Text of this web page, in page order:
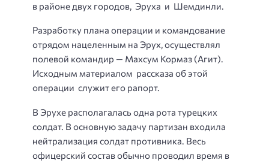
в районе двух городов, Эруха и Шемдинли.
Разработку плана операции и командование
отрядом нацеленным на Эрух, осуществлял
полевой командир — Махсум Кормаз (Агит).
Исходным материалом рассказа об этой
операции служит его рапорт.
В Эрухе располагалась одна рота турецких
солдат. В основную задачу партизан входила
нейтрализация солдат противника. Весь
офицерский состав обычно проводил время в